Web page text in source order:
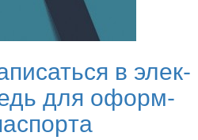
в элек­
для оформ­